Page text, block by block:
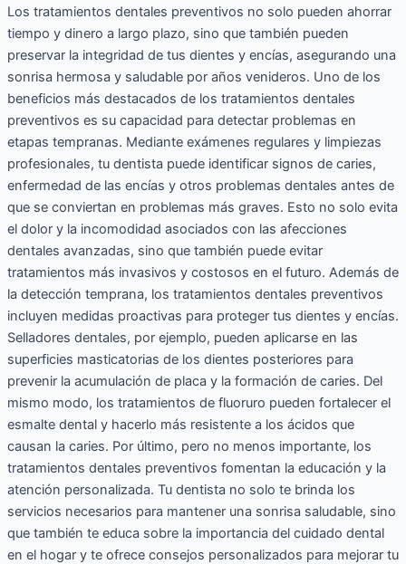
Los tratamientos dentales preventivos no solo pueden ahorrar
tiempo y dinero a largo plazo, sino que también pueden
preservar la integridad de tus dientes y encías, asegurando una
sonrisa hermosa y saludable por años venideros. Uno de los
beneficios más destacados de los tratamientos dentales
preventivos es su capacidad para detectar problemas en
etapas tempranas. Mediante exámenes regulares y limpiezas
profesionales, tu dentista puede identificar signos de caries,
enfermedad de las encías y otros problemas dentales antes de
que se conviertan en problemas más graves. Esto no solo evita
el dolor y la incomodidad asociados con las afecciones
dentales avanzadas, sino que también puede evitar
tratamientos más invasivos y costosos en el futuro. Además de
la detección temprana, los tratamientos dentales preventivos
incluyen medidas proactivas para proteger tus dientes y encías.
Selladores dentales, por ejemplo, pueden aplicarse en las
superficies masticatorias de los dientes posteriores para
prevenir la acumulación de placa y la formación de caries. Del
mismo modo, los tratamientos de fluoruro pueden fortalecer el
esmalte dental y hacerlo más resistente a los ácidos que
causan la caries. Por último, pero no menos importante, los
tratamientos dentales preventivos fomentan la educación y la
atención personalizada. Tu dentista no solo te brinda los
servicios necesarios para mantener una sonrisa saludable, sino
que también te educa sobre la importancia del cuidado dental
en el hogar y te ofrece consejos personalizados para mejorar tu